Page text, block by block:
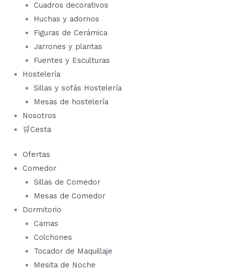
Cuadros decorativos
Huchas y adornos
Figuras de Cerámica
Jarrones y plantas
Fuentes y Esculturas
Hostelería
Sillas y sofás Hostelería
Mesas de hostelería
Nosotros
🛒Cesta
Ofertas
Comedor
Sillas de Comedor
Mesas de Comedor
Dormitorio
Camas
Colchones
Tocador de Maquillaje
Mesita de Noche